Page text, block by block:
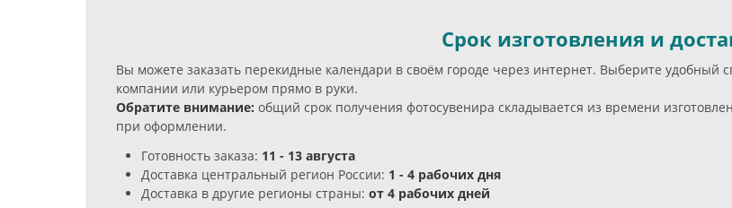
Срок изготовления и
Вы можете заказать перекидные календари в своём городе через интернет. Выберите удобный
компании или курьером прямо в руки.
Обратите внимание: общий срок получения фотосувенира складывается из времени
при оформлении.
Готовность заказа: 11 - 13 августа
Доставка центральный регион России: 1 - 4 рабочих дня
Доставка в другие регионы страны: от 4 рабочих дней